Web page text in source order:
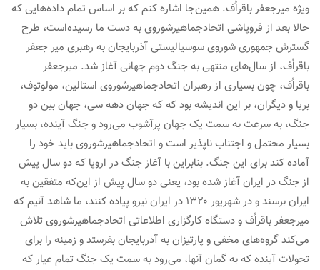
ویژه میرجعفر باقراُف. همین‌جا اشاره کنم که بر اساس تمام داده‌هایی که
حالا بعد از فروپاشی اتحادجماهیرشوروی به دست ما رسیده‌است، طرح
گسترش جمهوری شوروی سوسیالیستی آذربایجان به رهبری میر جعفر
باقراُف، از سال‌های منتهی به جنگ دوم جهانی آغاز شد. میرجعفر
باقراُف، چون بسیاری از رهبران اتحادجماهیرشوروی استالین، مولوتوف،
بریا و دیگران، بر این اندیشه بود که که جهان دهه سی، جهان بین دو
جنگ، به سرعت به سمت یک جهان پرآشوب می‌رود و جنگ آینده، بسیار
بسیار محتمل و اجتناب ناپذیر است و اتحادجماهیرشوروی باید خود را
آماده کند برای این جنگ. بنابراین با آغاز جنگ در اروپا که دو سال پیش
از جنگ در ایران آغاز شده بود، یعنی دو سال پیش از این‌که متفقین به
ایران برسند و در شهریور ۱۳۲۰ در ایران نیرو پیاده کنند، ما شاهد آنیم که
میرجعفر باقراُف و دستگاه کارگزاری اطلاعاتی اتحادجماهیرشوروی تلاش
می‌کند گروه‌های مخفی و پارتیزان به آذربایجان بفرستد و زمینه را برای
تحولات آینده که به گمان آنها، می‌رود به سمت یک جنگ تمام عیار که